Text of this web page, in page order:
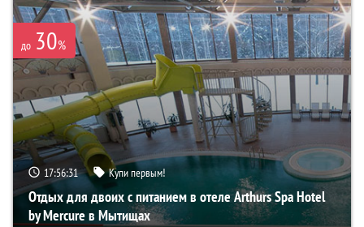
до 30%
17:56:30 Купи первым!
Отдых для двоих с питанием в отеле Arthurs Spa Hotel
by Mercure в Мытищах